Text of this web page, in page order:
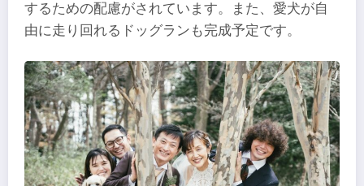
するための配慮がされています。また、愛犬が自
由に走り回れるドッグランも完成予定です。